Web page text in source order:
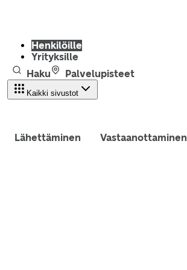
Henkilöille
Yrityksille
Haku
Palvelupisteet
Kaikki sivustot
Lähettäminen Vastaanottaminen